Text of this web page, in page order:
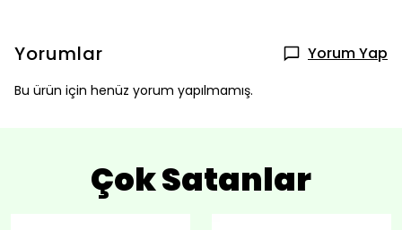
Yorumlar Yorum Yap
Bu ürün için henüz yorum yapılmamış.
Çok Satanlar